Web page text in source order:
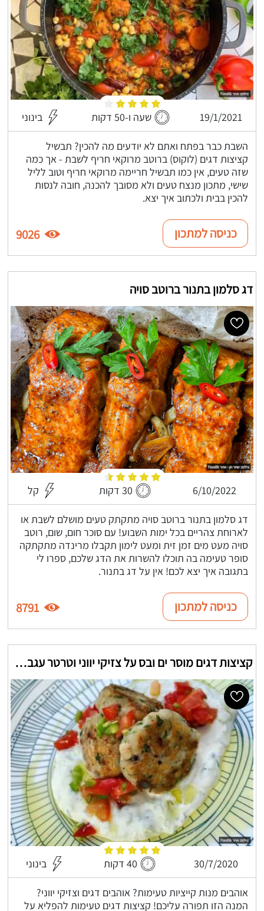
19/1/2021 שעה ו-50 דקות בינוני
השבת כבר בפתח ואתם לא יודעים מה להכין? תבשיל
קציצות דגים (לוקוס) ברוטב מרוקאי חריף לשבת - אך כמה
שזה טעים, אין כמו תבשיל חריימה מרוקאי חריף וטוב לליל
שישי, מתכון מנצח טעים ולא מסובך להכנה, חובה לנסות
להכין בבית ולכתוב איך יצא.
כניסה למתכון 9026
דג סלמון בתנור ברוטב סויה
6/10/2022 30 דקות קל
דג סלמון בתנור ברוטב סויה מתקתק טעים מושלם לשבת או
לארוחת צהריים בכל ימות השבוע! עם סוכר חום, שום, רוטב
סויה מעט מים זמן זית ומעט לימון תקבלו מרינדה מתקתקה
סופר טעימה בה תוכלו להשרות את הדג שלכם, ספרו לי
בתגובה איך יצא לכם! אין על דג בתנור.
כניסה למתכון 8791
קציצות דגים מוסר ים ובס על צזיקי יווני וטרטר עגבניות חריפות
30/7/2020 40 דקות בינוני
אוהבים מנות קייציות טעימות? אוהבים דגים וצזיקי יווני?
המנה הזו תפורה עליכם! קציצות דגים טעימות להפליא על